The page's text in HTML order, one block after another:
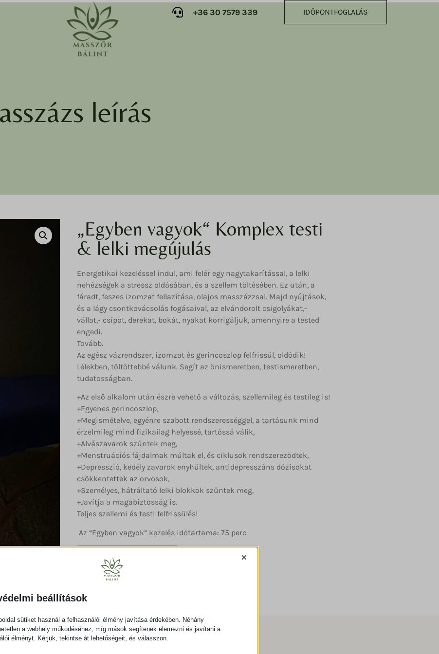
+36 30 7579 339 IDŐPONTFOGLALÁS
leírás
„Egyben vagyok“ Komplex testi
& lelki megújulás
Energetikai kezeléssel indul, ami felér egy nagytakarítással, a lelki
nehézségek a stressz oldásában, és a szellem töltésében. Ez után, a
fáradt, feszes izomzat fellazítása, olajos masszázzsal. Majd nyújtások,
és a lágy csontkovácsolás fogásaival, az elvándorolt csigolyákat,-
vállat,- csípőt, derekat, bokát, nyakat korrigáljuk, amennyire a tested
engedi.
Tovább.
Az egész vázrendszer, izomzat és gerincoszlop felfrissül, oldódik!
Lélekben, töltöttebbé válunk. Segít az önismeretben, testismeretben,
tudatosságban.
+Az első alkalom után észre vehető a változás, szellemileg és testileg is!
+Egyenes gerincoszlop,
+Megismételve, egyénre szabott rendszerességgel, a tartásunk mind
érzelmileg mind fizikailag helyessé, tartóssá válik,
+Alvászavarok szűntek meg,
+Menstruációs fájdalmak múltak el, és ciklusok rendszereződtek,
+Depresszió, kedély zavarok enyhültek, antidepresszáns dózisokat
csökkentettek az orvosok,
+Személyes, hátráltató lelki blokkok szűntek meg,
+Javítja a magabiztosság is.
Teljes szellemi és testi felfrissülés!
Az “Egyben vagyok” kezelés időtartama: 75 perc
IDŐPONTFOGLALÁS
Kapcsolódó masszázsok
beállítások
×
sütiket használ a felhasználói élmény javítása érdekében. Néhány
a webhely működéséhez, míg mások segítenek elemezni és javítani a
élményt. Kérjük, tekintse át lehetőségeit, és válasszon.